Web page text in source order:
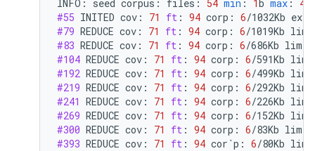
INFO : seed corpus : files : 54 min : 1b max :
#55 INITED cov : 71 ft : 94 corp : 6/1032Kb exec
#79 REDUCE cov : 71 ft : 94 corp : 6/1019Kb lim
#83 REDUCE cov : 71 ft : 94 corp : 6/686Kb lim
#104 REDUCE cov : 71 ft : 94 corp : 6/591Kb lim
#192 REDUCE cov : 71 ft : 94 corp : 6/499Kb lim
#219 REDUCE cov : 71 ft : 94 corp : 6/292Kb lim
#241 REDUCE cov : 71 ft : 94 corp : 6/226Kb lim
#269 REDUCE cov : 71 ft : 94 corp : 6/152Kb lim
#300 REDUCE cov : 71 ft : 94 corp : 6/83Kb lim
#393 REDUCE cov : 71 ft : 94 cor `p : 6/80Kb lim